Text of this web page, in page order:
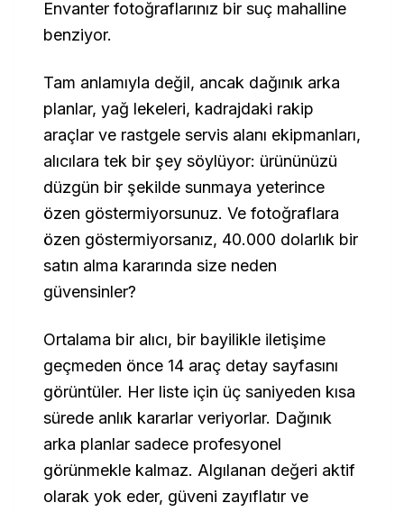
Envanter fotoğraflarınız bir suç mahalline
benziyor.
Tam anlamıyla değil, ancak dağınık arka
planlar, yağ lekeleri, kadrajdaki rakip
araçlar ve rastgele servis alanı ekipmanları,
alıcılara tek bir şey söylüyor: ürününüzü
düzgün bir şekilde sunmaya yeterince
özen göstermiyorsunuz. Ve fotoğraflara
özen göstermiyorsanız, 40.000 dolarlık bir
satın alma kararında size neden
güvensinler?
Ortalama bir alıcı, bir bayilikle iletişime
geçmeden önce 14 araç detay sayfasını
görüntüler. Her liste için üç saniyeden kısa
sürede anlık kararlar veriyorlar. Dağınık
arka planlar sadece profesyonel
görünmekle kalmaz. Algılanan değeri aktif
olarak yok eder, güveni zayıflatır ve